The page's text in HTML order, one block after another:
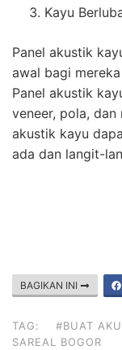
Kayu
Panel akustik
awal bagi
Panel akustik
veneer, pola, dan
akustik kayu
ada dan langit-
BAGIKAN INI
TAG:
#BUAT
SAREAL BOGOR